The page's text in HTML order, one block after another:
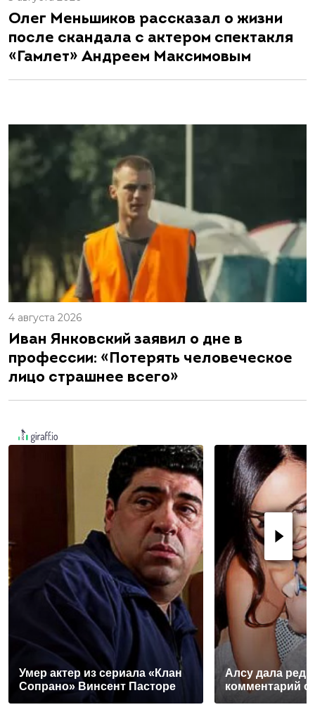
Олег Меньшиков рассказал о жизни
после скандала с актером спектакля
«Гамлет» Андреем Максимовым
4 августа 2026
Иван Янковский заявил о дне в
профессии: «Потерять человеческое
лицо страшнее всего»
Умер актер из сериала «Клан
Сопрано» Винсент Пасторе
Алсу дала
комментарий о